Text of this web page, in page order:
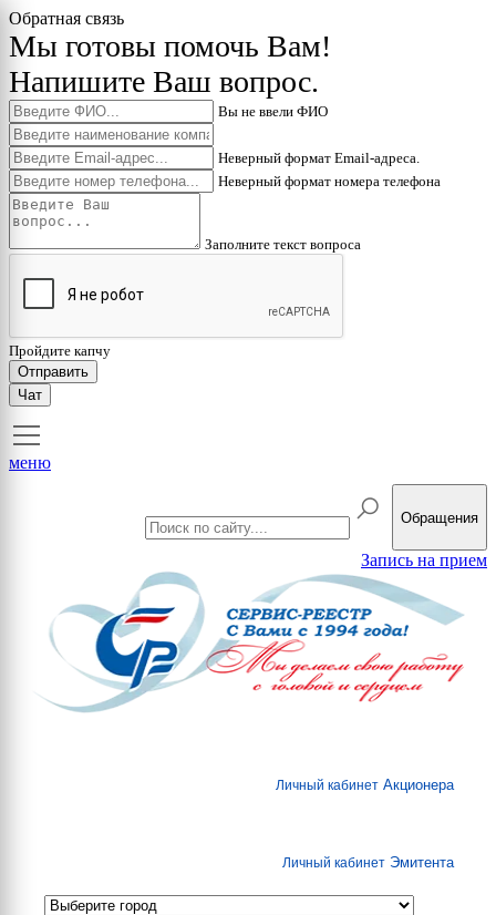
Обратная связь
Мы готовы помочь Вам!
Напишите Ваш вопрос.
Вы не ввели ФИО
Неверный формат Email-адреса.
Неверный формат номера телефона
Заполните текст вопроса
Пройдите капчу
Отправить
Чат
меню
Обращения
Запись на прием
Личный кабинет Акционера
Личный кабинет Эмитента